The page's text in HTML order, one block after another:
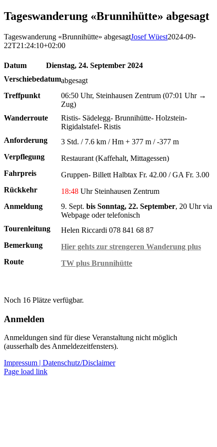
Tageswanderung «Brunnihütte» abgesagt
Tageswanderung «Brunnihütte» abgesagtJosef Wüest2024-09-
22T21:24:10+02:00
Datum
Dienstag, 24. September 2024
Verschiebedatumabgesagt
Treffpunkt
06:50 Uhr, Steinhausen Zentrum (07:01 Uhr →
Zug)
Wanderroute
Ristis- Sädelegg- Brunnihütte- Holzstein-
Rigidalstafel- Ristis
Anforderung
3 Std. / 7.6 km / Hm + 377 m / -377 m
Verpflegung
Restaurant (Kaffehalt, Mittagessen)
Fahrpreis
Gruppen- Billett Halbtax Fr. 42.00 / GA Fr. 3.00
Rückkehr
18:48 Uhr Steinhausen Zentrum
Anmeldung
9. Sept. bis Sonntag, 22. September, 20 Uhr via
Webpage oder telefonisch
Tourenleitung
Helen Riccardi 078 841 68 87
Bemerkung
Hier gehts zur strengeren Wanderung plus
Route
TW plus Brunnihütte
Noch 16 Plätze verfügbar.
Anmelden
Anmeldungen sind für diese Veranstaltung nicht möglich
(ausserhalb des Anmeldezeitfensters).
Impressum | Datenschutz/Disclaimer
Page load link